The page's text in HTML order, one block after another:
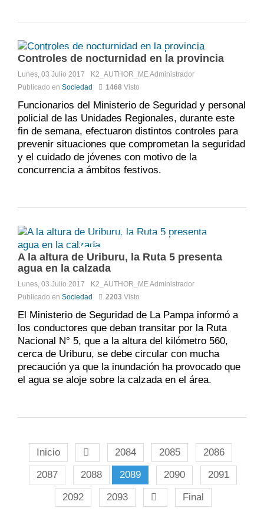
Comments:DISQUS_COMMENTS
Controles de nocturnidad en la provincia
Lunes, 03 Julio 2017 K2_AUTHOR_MEAdministrador
Publicado en Sociedad 1468 Visto
Funcionarios del Ministerio de Seguridad y personal
policial de las Unidades Regionales, durante este
fin de semana, efectuaron distintos controles para
prevenir situaciones que comprometan la seguridad
y el cuidado de jóvenes con motivo de la
concurrencia a ámbitos festivos.
Comments:
A la altura de Uriburu, la Ruta 5 presenta
agua en la calzada
Lunes, 03 Julio 2017 K2_AUTHOR_MEAdministrador
Publicado en Sociedad 2203 Visto
El Ministerio de Seguridad de La Pampa informó a
los conductores que deban transitar por la Ruta
Nacional N° 5, que a la altura del kilómetro 560,
cerca de Uriburu, se debe circular con mucha
precaución ya que la inundación ha provocado que
el agua se aloje sobre la calzada en el área.
Inicio 2084 2085
2086
2087
2088 2089 2090
2091
2092
2093 Final